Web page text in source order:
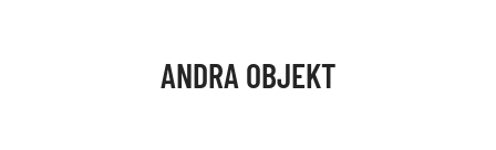
ANDRA OBJEKT